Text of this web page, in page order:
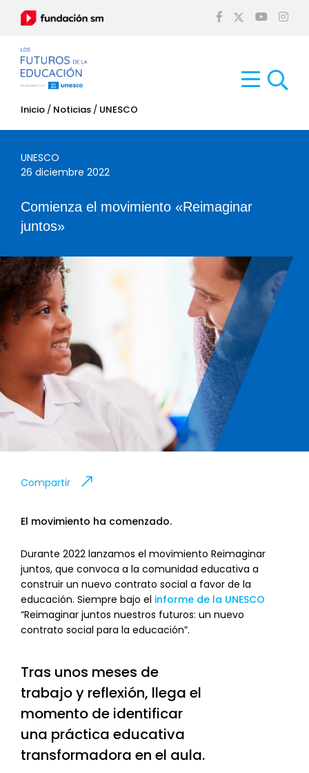
Inicio / Noticias / UNESCO
UNESCO
26 diciembre 2022
Comienza el movimiento «Reimaginar
juntos»
Compartir
El movimiento ha comenzado.
Durante 2022 lanzamos el movimiento Reimaginar
juntos, que convoca a la comunidad educativa a
construir un nuevo contrato social a favor de la
educación. Siempre bajo el informe de la UNESCO
“Reimaginar juntos nuestros futuros: un nuevo
contrato social para la educación”.
Tras unos meses de
trabajo y reflexión, llega el
momento de identificar
una práctica educativa
transformadora en el aula.